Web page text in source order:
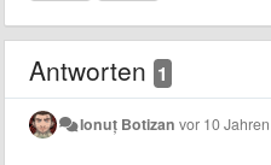
Antworten 1
Ionuț Botizan vor 10 Jahren